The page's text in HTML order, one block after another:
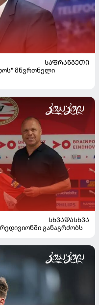
ᲡᲐᲤᲠᲐᲜᲒᲔᲗᲘ
მწვრთნელი
ᲡᲮᲕᲐᲓᲐᲡᲮᲕᲐ
განაგრძობს